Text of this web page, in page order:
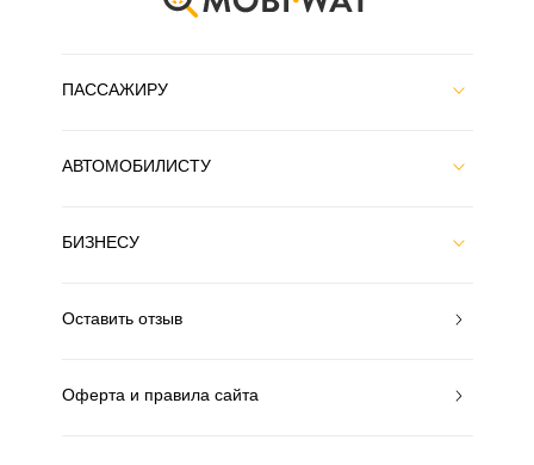
ПАССАЖИРУ
АВТОМОБИЛИСТУ
БИЗНЕСУ
Оставить отзыв
Оферта и правила сайта